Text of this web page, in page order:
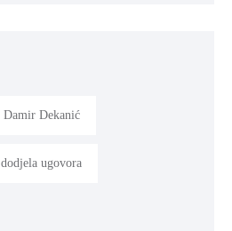
Damir Dekanić
dodjela ugovora